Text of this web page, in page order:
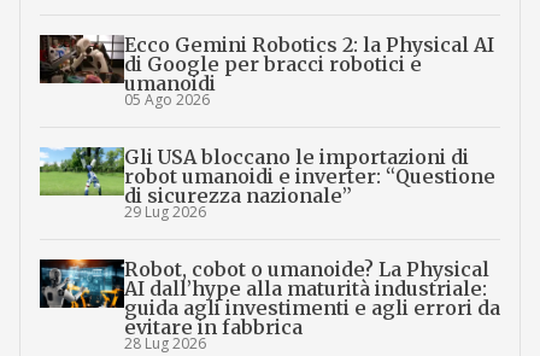
Ecco Gemini Robotics 2: la Physical AI
di Google per bracci robotici e
umanoidi
05 Ago 2026
Gli USA bloccano le importazioni di
robot umanoidi e inverter: “Questione
di sicurezza nazionale”
29 Lug 2026
Robot, cobot o umanoide? La Physical
AI dall’hype alla maturità industriale:
guida agli investimenti e agli errori da
evitare in fabbrica
28 Lug 2026